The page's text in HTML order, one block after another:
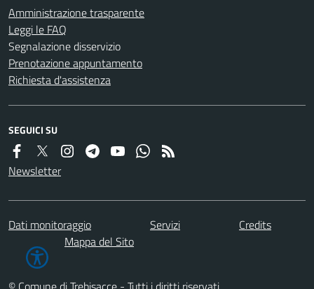
Amministrazione trasparente
Leggi le FAQ
Segnalazione disservizio
Prenotazione appuntamento
Richiesta d'assistenza
SEGUICI SU
Newsletter
Dati monitoraggio Servizi
Credits
Mappa del Sito